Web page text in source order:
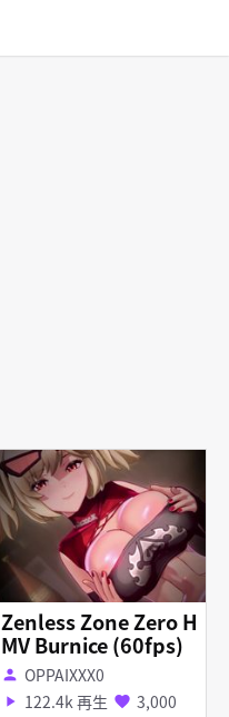
Zenless Zone Zero H
MV Burnice (60fps)
person OPPAIXXX0
play_arrow 122.4k 再生 favorite 3,000